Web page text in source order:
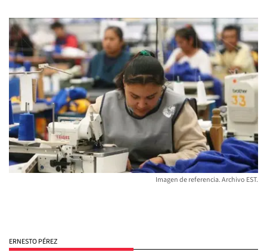
Imagen de referencia. Archivo EST.
ERNESTO PÉREZ